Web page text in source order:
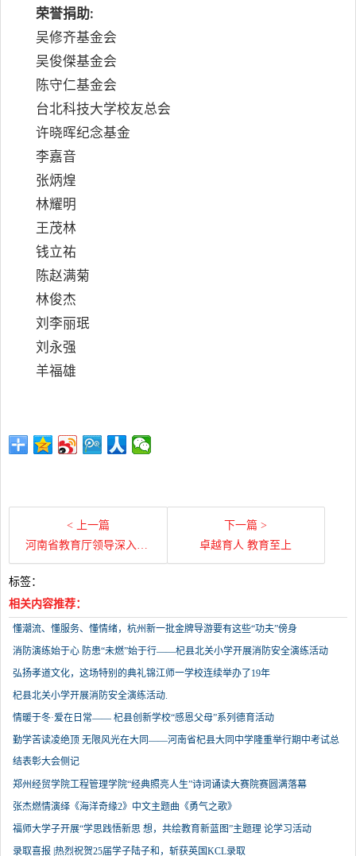
荣誉捐助:
吴修齐基金会
吴俊傑基金会
陈守仁基金会
台北科技大学校友总会
许晓晖纪念基金
李嘉音
张炳煌
林耀明
王茂林
钱立祐
陈赵满菊
林俊杰
刘李丽珉
刘永强
羊福雄
< 上一篇
河南省教育厅领导深入杞县官庄乡、竹林乡调研指导
下一篇 >
卓越育人 教育至上
标签：
相关内容推荐：
懂潮流、懂服务、懂情绪，杭州新一批金牌导游要有这些“功夫”傍身
消防演练始于心 防患“未燃”始于行——杞县北关小学开展消防安全演练活动
弘扬孝道文化，这场特别的典礼锦江师一学校连续举办了19年
杞县北关小学开展消防安全演练活动.
情暖于冬·爱在日常—— 杞县创新学校“感恩父母”系列德育活动
勤学苦读凌绝顶 无限风光在大同——河南省杞县大同中学隆重举行期中考试总
结表彰大会侧记
郑州经贸学院工程管理学院“经典照亮人生”诗词诵读大赛院赛圆满落幕
张杰燃情演绎《海洋奇缘2》中文主题曲《勇气之歌》
福师大学子开展“学思践悟新思 想，共绘教育新蓝图”主题理 论学习活动
录取喜报 |热烈祝贺25届学子陆子和，斩获英国KCL录取